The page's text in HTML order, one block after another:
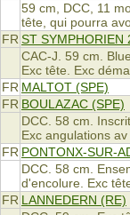
59 cm, DCC, 11
tête, qui pourra
FR ST SYMPHORIEN
CAC-J. 59 cm.
Exc tête. Exc
FR MALTOT (SPE)
FR BOULAZAC (SPE)
DCC. 58 cm.
Exc angulations av
FR PONTONX-SUR-
DCC. 58 cm.
d'encolure. Exc
FR LANNEDERN (RE)